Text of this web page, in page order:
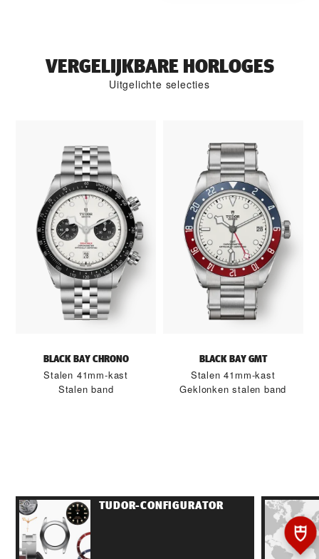
VERGELIJKBARE HORLOGES
Uitgelichte selecties
BLACK BAY CHRONO
Stalen 41mm-kast
Stalen band
BLACK BAY GMT
Stalen 41mm-kast
Geklonken stalen band
TUDOR-CONFIGURATOR